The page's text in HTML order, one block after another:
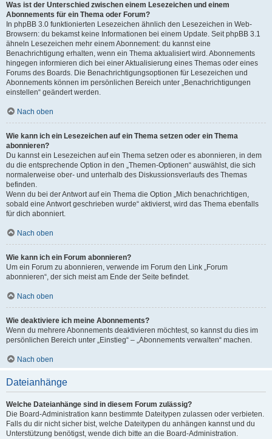
Was ist der Unterschied zwischen einem Lesezeichen und einem
Abonnements für ein Thema oder Forum?
In phpBB 3.0 funktionierten Lesezeichen ähnlich den Lesezeichen in Web-
Browsern: du bekamst keine Informationen bei einem Update. Seit phpBB 3.1
ähneln Lesezeichen mehr einem Abonnement: du kannst eine
Benachrichtigung erhalten, wenn ein Thema aktualisiert wird. Abonnements
hingegen informieren dich bei einer Aktualisierung eines Themas oder eines
Forums des Boards. Die Benachrichtigungsoptionen für Lesezeichen und
Abonnements können im persönlichen Bereich unter „Benachrichtigungen
einstellen“ geändert werden.
Nach oben
Wie kann ich ein Lesezeichen auf ein Thema setzen oder ein Thema
abonnieren?
Du kannst ein Lesezeichen auf ein Thema setzen oder es abonnieren, in dem
du die entsprechende Option in den „Themen-Optionen“ auswählst, die sich
normalerweise ober- und unterhalb des Diskussionsverlaufs des Themas
befinden.
Wenn du bei der Antwort auf ein Thema die Option „Mich benachrichtigen,
sobald eine Antwort geschrieben wurde“ aktivierst, wird das Thema ebenfalls
für dich abonniert.
Nach oben
Wie kann ich ein Forum abonnieren?
Um ein Forum zu abonnieren, verwende im Forum den Link „Forum
abonnieren“, der sich meist am Ende der Seite befindet.
Nach oben
Wie deaktiviere ich meine Abonnements?
Wenn du mehrere Abonnements deaktivieren möchtest, so kannst du dies im
persönlichen Bereich unter „Einstieg“ – „Abonnements verwalten“ machen.
Nach oben
Dateianhänge
Welche Dateianhänge sind in diesem Forum zulässig?
Die Board-Administration kann bestimmte Dateitypen zulassen oder verbieten.
Falls du dir nicht sicher bist, welche Dateitypen du anhängen kannst und du
Unterstützung benötigst, wende dich bitte an die Board-Administration.